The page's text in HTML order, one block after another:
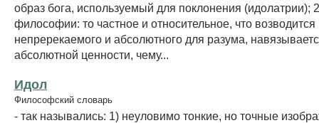
образ бога, используемый для поклонения (идолатрии);
философии: то частное и относительное, что возводится
непререкаемого и абсолютного для разума,
абсолютной ценности, чему...
Идол
Философский словарь
- так назывались: 1) неуловимо тонкие, но точные